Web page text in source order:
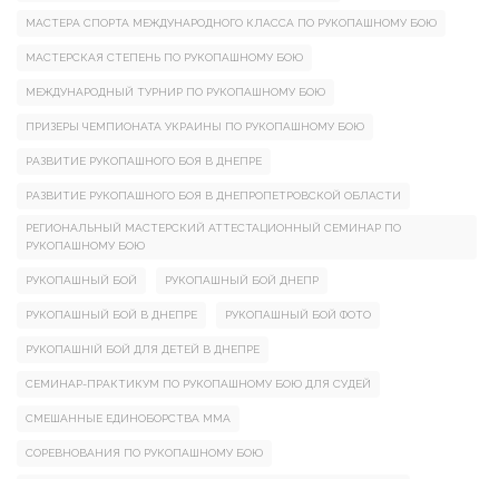
МАСТЕРА СПОРТА МЕЖДУНАРОДНОГО КЛАССА ПО РУКОПАШНОМУ БОЮ
МАСТЕРСКАЯ СТЕПЕНЬ ПО РУКОПАШНОМУ БОЮ
МЕЖДУНАРОДНЫЙ ТУРНИР ПО РУКОПАШНОМУ БОЮ
ПРИЗЕРЫ ЧЕМПИОНАТА УКРАИНЫ ПО РУКОПАШНОМУ БОЮ
РАЗВИТИЕ РУКОПАШНОГО БОЯ В ДНЕПРЕ
РАЗВИТИЕ РУКОПАШНОГО БОЯ В ДНЕПРОПЕТРОВСКОЙ ОБЛАСТИ
РЕГИОНАЛЬНЫЙ МАСТЕРСКИЙ АТТЕСТАЦИОННЫЙ СЕМИНАР ПО
РУКОПАШНОМУ БОЮ
РУКОПАШНЫЙ БОЙ РУКОПАШНЫЙ БОЙ ДНЕПР
РУКОПАШНЫЙ БОЙ В ДНЕПРЕ РУКОПАШНЫЙ БОЙ ФОТО
РУКОПАШНІЙ БОЙ ДЛЯ ДЕТЕЙ В ДНЕПРЕ
СЕМИНАР-ПРАКТИКУМ ПО РУКОПАШНОМУ БОЮ ДЛЯ СУДЕЙ
СМЕШАННЫЕ ЕДИНОБОРСТВА ММА
СОРЕВНОВАНИЯ ПО РУКОПАШНОМУ БОЮ